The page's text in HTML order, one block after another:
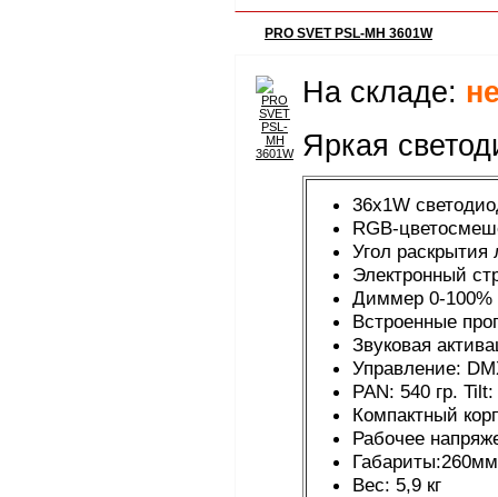
PRO SVET PSL-MH 3601W
На складе:
Яркая
36x1W
RGB-
Угол раскрытия
Электронный
Диммер 0-100%
Встроенные
Звуковая
Управление:
PAN: 540 гр. Tilt:
Компактный
Рабочее
Вес: 5,9 кг